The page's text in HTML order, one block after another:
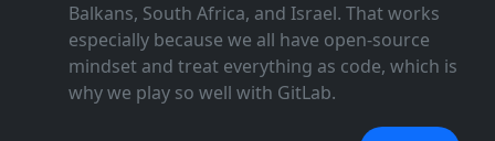
Balkans, South Africa, and Israel. That works
especially because we all have open‑source
mindset and treat everything as code, which is
why we play so well with GitLab.